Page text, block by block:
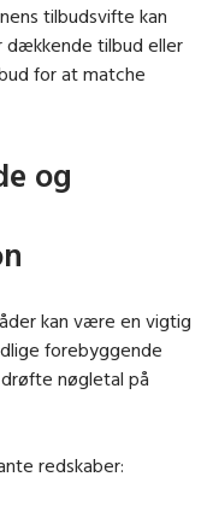
tilbudsvifte kan
dækkende tilbud eller
for at matche
og
kan være en vigtig
forebyggende
nøgletal på
redskaber: